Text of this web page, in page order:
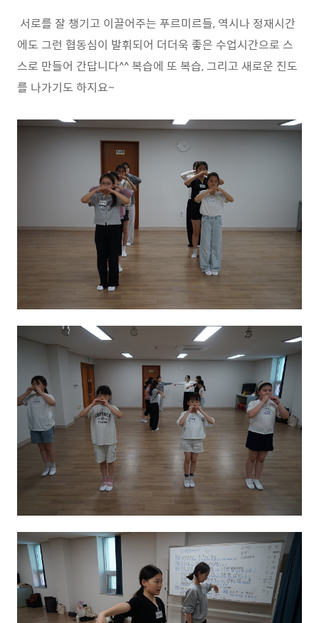
서로를 잘 챙기고 이끌어주는 푸르미르들, 역시나 정재시간
에도 그런 협동심이 발휘되어 더더욱 좋은 수업시간으로 스
스로 만들어 간답니다^^ 복습에 또 복습, 그리고 새로운 진도
를 나가기도 하지요~